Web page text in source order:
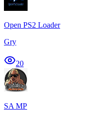
Open PS2 Loader
Gry
20
SA MP